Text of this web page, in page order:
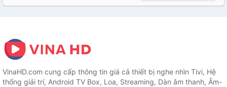
VinaHD.com cung cấp thông tin giá cả thiết bị nghe nhìn Tivi, Hệ
thống giải trí, Android TV Box, Loa, Streaming, Dàn âm thanh, Âm-